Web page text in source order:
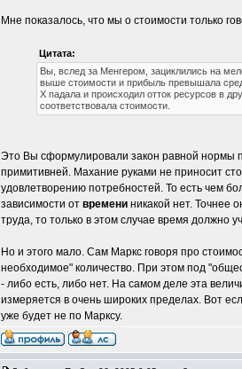
Мне показалось, что мы о стоимости только
Цитата:
Вы, вслед за Менгером, зациклились на
выше стоимости и прибыль превышала
Х падала и происходил отток ресурсов в
соответствовала стоимости.
Это Вы сформулировали закон равной нормы
примитивней. Махание руками не приносит
удовлетворению потребностей. То есть чем
зависимости от времени никакой нет. Точнее
труда, то только в этом случае время должно
Но и этого мало. Сам Маркс говоря про
необходимое" количество. При этом под
- либо есть, либо нет. На самом деле эта
измеряется в очень широких пределах. Вот
уже будет не по Марксу.